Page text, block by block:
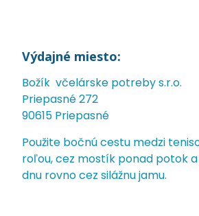
Výdajné miesto:
Božík včelárske potreby s.r.o.
Priepasné 272
90615 Priepasné
Použite bočnú cestu medzi
roľou, cez mostík ponad potok
dnu rovno cez silážnu jamu.